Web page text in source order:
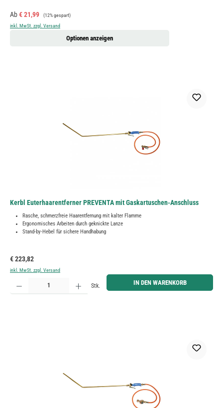
Verkaufspreis:
Ab€ 21,99 Regulärer Preis:
(12% gespart)
inkl. MwSt. zzgl. Versand
Optionen anzeigen
Kerbl Euterhaarentferner PREVENTA mit Gaskartuschen-Anschluss
Rasche, schmerzfreie Haarentfernung mit kalter Flamme
Ergonomisches Arbeiten durch geknickte Lanze
Stand-by-Hebel für sichere Handhabung
Regulärer Preis:
€ 223,82
inkl. MwSt. zzgl. Versand
Produkt Anzahl: Gib den gewünschten Wert ein oder benutze die Schaltflächen um die Anzahl zu
Stk. IN DEN WARENKORB